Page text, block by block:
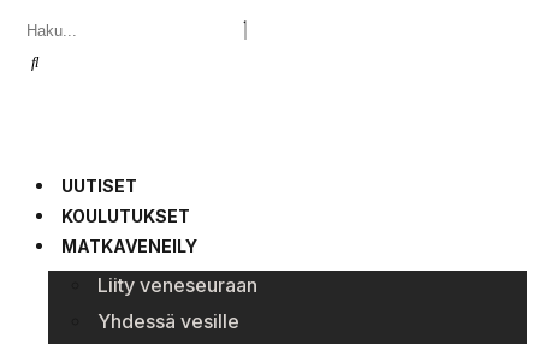
UUTISET
KOULUTUKSET
MATKAVENEILY
Liity veneseuraan
Yhdessä vesille